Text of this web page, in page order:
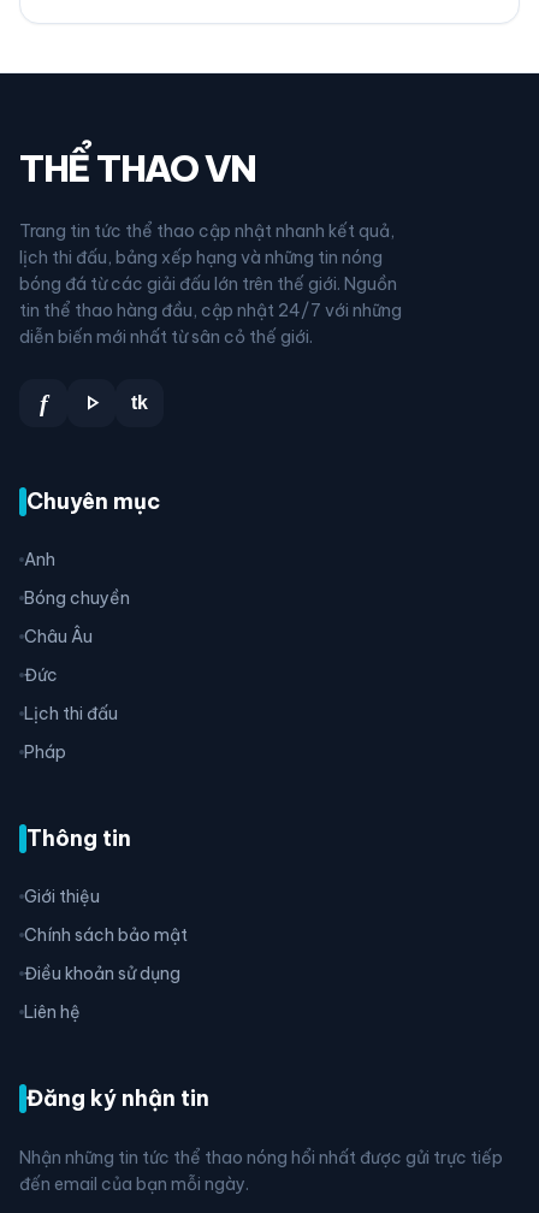
THỂ THAO VN
Trang tin tức thể thao cập nhật nhanh kết quả,
lịch thi đấu, bảng xếp hạng và những tin nóng
bóng đá từ các giải đấu lớn trên thế giới. Nguồn
tin thể thao hàng đầu, cập nhật 24/7 với những
diễn biến mới nhất từ sân cỏ thế giới.
f play_arrow tk
Chuyên mục
Anh
Bóng chuyền
Châu Âu
Đức
Lịch thi đấu
Pháp
Thông tin
Giới thiệu
Chính sách bảo mật
Điều khoản sử dụng
Liên hệ
Đăng ký nhận tin
Nhận những tin tức thể thao nóng hổi nhất được gửi trực tiếp
đến email của bạn mỗi ngày.